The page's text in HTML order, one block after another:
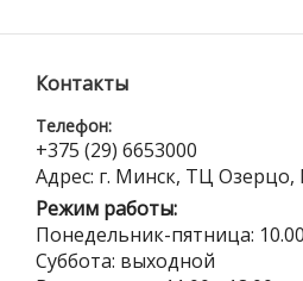
Контакты
Телефон:
+375 (29) 6653000
Адрес: г. Минск, ТЦ
Режим работы:
Понедельник-пятница:
Суббота: выходной